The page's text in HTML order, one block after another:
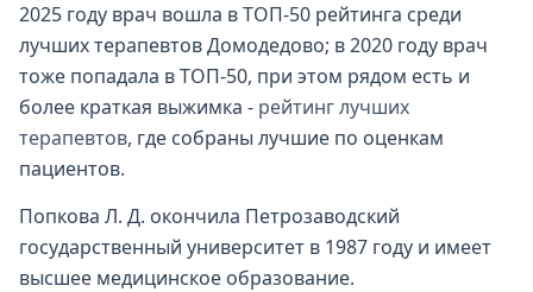
2025 году врач вошла в ТОП-50 рейтинга среди
лучших терапевтов Домодедово; в 2020 году врач
тоже попадала в ТОП-50, при этом рядом есть и
более краткая выжимка - рейтинг лучших
терапевтов, где собраны лучшие по оценкам
пациентов.
Попкова Л. Д. окончила Петрозаводский
государственный университет в 1987 году и имеет
высшее медицинское образование.